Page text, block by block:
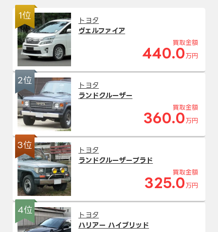
1位
トヨタ
ヴェルファイア
買取金額
440.0 万円
2位
トヨタ
ランドクルーザー
買取金額
360.0 万円
3位
トヨタ
ランドクルーザープラド
買取金額
325.0 万円
4位
トヨタ
ハリアー ハイブリッド